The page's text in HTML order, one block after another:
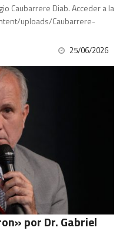
Caubarrere Diab. Acceder a la
uploads/Caubarrere-
25/06/2026
por Dr. Gabriel